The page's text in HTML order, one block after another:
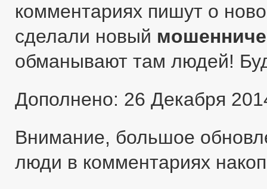
комментариях пишут о
сделали новый
обманывают там людей!
Дополнено: 26 Декабря
Внимание, большое
люди в комментариях